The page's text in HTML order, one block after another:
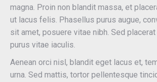
magna. Proin non blandit massa, et
ut lacus felis. Phasellus purus augue,
sit amet, posuere vitae nibh. Sed
purus vitae iaculis.
Aenean orci nisl, blandit eget lacus et,
urna. Sed mattis, tortor pellentesque